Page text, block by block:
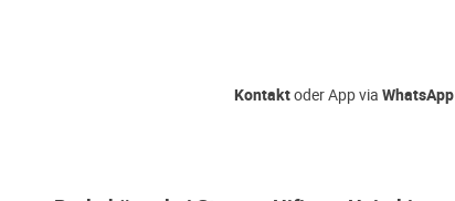
Kontaktoder App via WhatsApp